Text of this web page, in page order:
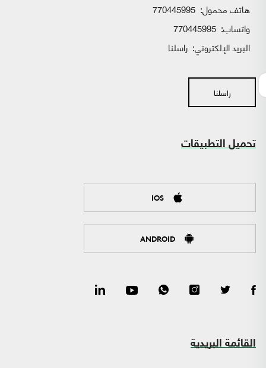
هاتف محمول: 770445995
واتساب:
البريد الإلكتروني: راسلنا
راسلنا
تحميل التطبيقات
IOS
ANDROID
القائمة البريدية